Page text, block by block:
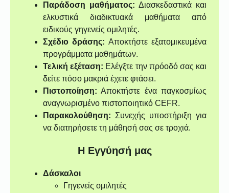
Παράδοση μαθήματος: Διασκεδαστικά και
ελκυστικά διαδικτυακά μαθήματα από
ειδικούς γηγενείς ομιλητές.
Σχέδιο δράσης: Αποκτήστε εξατομικευμένα
προγράμματα μαθημάτων.
Τελική εξέταση: Ελέγξτε την πρόοδό σας και
δείτε πόσο μακριά έχετε φτάσει.
Πιστοποίηση: Αποκτήστε ένα παγκοσμίως
αναγνωρισμένο πιστοποιητικό CEFR.
Παρακολούθηση: Συνεχής υποστήριξη για
να διατηρήσετε τη μάθησή σας σε τροχιά.
Η Εγγύησή μας
Δάσκαλοι
Γηγενείς ομιλητές